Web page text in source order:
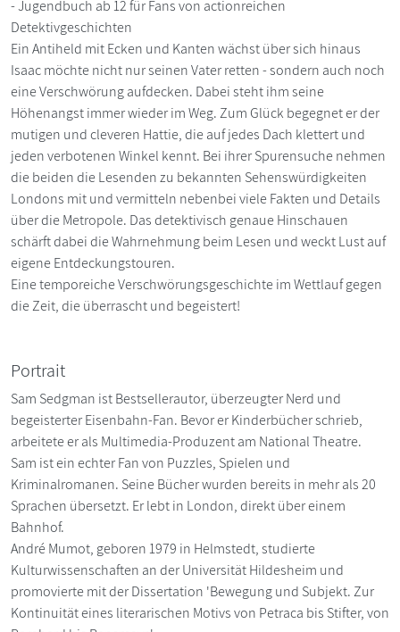
- Jugendbuch ab 12 für Fans von actionreichen
Detektivgeschichten
Ein Antiheld mit Ecken und Kanten wächst über sich hinaus
Isaac möchte nicht nur seinen Vater retten - sondern auch noch
eine Verschwörung aufdecken. Dabei steht ihm seine
Höhenangst immer wieder im Weg. Zum Glück begegnet er der
mutigen und cleveren Hattie, die auf jedes Dach klettert und
jeden verbotenen Winkel kennt. Bei ihrer Spurensuche nehmen
die beiden die Lesenden zu bekannten Sehenswürdigkeiten
Londons mit und vermitteln nebenbei viele Fakten und Details
über die Metropole. Das detektivisch genaue Hinschauen
schärft dabei die Wahrnehmung beim Lesen und weckt Lust auf
eigene Entdeckungstouren.
Eine temporeiche Verschwörungsgeschichte im Wettlauf gegen
die Zeit, die überrascht und begeistert!
Portrait
Sam Sedgman ist Bestsellerautor, überzeugter Nerd und
begeisterter Eisenbahn-Fan. Bevor er Kinderbücher schrieb,
arbeitete er als Multimedia-Produzent am National Theatre.
Sam ist ein echter Fan von Puzzles, Spielen und
Kriminalromanen. Seine Bücher wurden bereits in mehr als 20
Sprachen übersetzt. Er lebt in London, direkt über einem
Bahnhof.
André Mumot, geboren 1979 in Helmstedt, studierte
Kulturwissenschaften an der Universität Hildesheim und
promovierte mit der Dissertation 'Bewegung und Subjekt. Zur
Kontinuität eines literarischen Motivs von Petraca bis Stifter, von